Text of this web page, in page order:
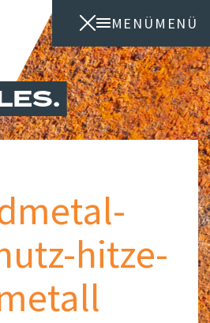
MENÜ
MENÜ
hitze-